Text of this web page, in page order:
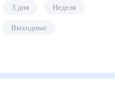
3 дня Неделя
Выходные